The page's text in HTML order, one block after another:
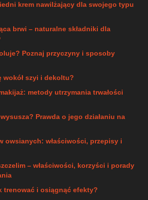
krem nawilżający dla swojego typu
brwi – naturalne składniki dla
Poznaj przyczyny i sposoby
wokół szyi i dekoltu?
metody utrzymania trwałości
Prawda o jego działaniu na
owsianych: właściwości, przepisy i
– właściwości, korzyści i porady
trenować i osiągnąć efekty?